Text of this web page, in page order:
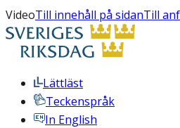
VideoTill innehåll på sidanTill
Lättläst
Teckenspråk
In English